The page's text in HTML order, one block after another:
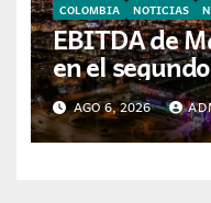
COLOMBIA NOTICIAS
EBITDA de
en el
avanza en
en Colombia
AGO 6, 2026